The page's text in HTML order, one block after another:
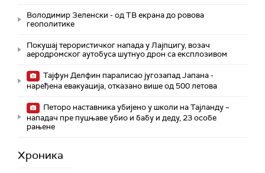
Володимир Зеленски - од ТВ екрана до ровова
геополитике
Покушај терористичког напада у Лајпцигу, возач
аеродромског аутобуса шутнуо дрон са експлозивом
Тајфун Делфин паралисао југозапад Јапана -
наређена евакуација, отказано више од 500 летова
Петоро наставника убијено у школи на Тајланду –
нападач пре пуцњаве убио и бабу и деду, 23 особе
рањене
Хроника